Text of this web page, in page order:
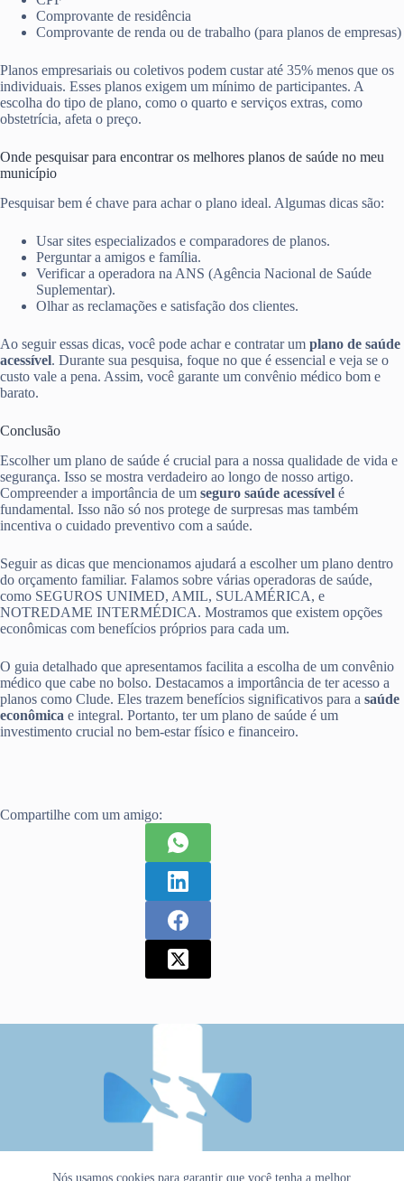
Nós usamos cookies para garantir que você tenha a melhor
Comprovante de residência
Comprovante de renda ou de trabalho (para planos de empresas)
Planos empresariais ou coletivos podem custar até 35% menos que os
individuais. Esses planos exigem um mínimo de participantes. A
escolha do tipo de plano, como o quarto e serviços extras, como
obstetrícia, afeta o preço.
Onde pesquisar para encontrar os melhores planos de saúde no meu
município
Pesquisar bem é chave para achar o plano ideal. Algumas dicas são:
Usar sites especializados e comparadores de planos.
Perguntar a amigos e família.
Verificar a operadora na ANS (Agência Nacional de Saúde
Suplementar).
Olhar as reclamações e satisfação dos clientes.
Ao seguir essas dicas, você pode achar e contratar um plano de saúde
acessível. Durante sua pesquisa, foque no que é essencial e veja se o
custo vale a pena. Assim, você garante um convênio médico bom e
barato.
Conclusão
Escolher um plano de saúde é crucial para a nossa qualidade de vida e
segurança. Isso se mostra verdadeiro ao longo de nosso artigo.
Compreender a importância de um seguro saúde acessível é
fundamental. Isso não só nos protege de surpresas mas também
incentiva o cuidado preventivo com a saúde.
Seguir as dicas que mencionamos ajudará a escolher um plano dentro
do orçamento familiar. Falamos sobre várias operadoras de saúde,
como SEGUROS UNIMED, AMIL, SULAMÉRICA, e
NOTREDAME INTERMÉDICA. Mostramos que existem opções
econômicas com benefícios próprios para cada um.
O guia detalhado que apresentamos facilita a escolha de um convênio
médico que cabe no bolso. Destacamos a importância de ter acesso a
planos como Clude. Eles trazem benefícios significativos para a saúde
econômica e integral. Portanto, ter um plano de saúde é um
investimento crucial no bem-estar físico e financeiro.
Compartilhe com um amigo: